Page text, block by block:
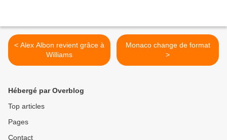
< Alex Albon revient grâce à
Williams
Monaco change de format
>
Hébergé par Overblog
Top articles
Pages
Contact